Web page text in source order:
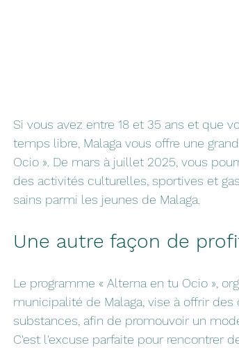
Si vous avez entre 18 et 35 ans et que
temps libre, Malaga vous offre une
Ocio ». De mars à juillet 2025, vous
des activités culturelles, sportives et
sains parmi les jeunes de Malaga.
Une autre façon de
Le programme « Alterna en tu Ocio »,
municipalité de Malaga, vise à offrir
substances, afin de promouvoir un
C'est l'excuse parfaite pour rencontrer